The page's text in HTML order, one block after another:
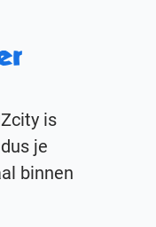
is
je
binnen